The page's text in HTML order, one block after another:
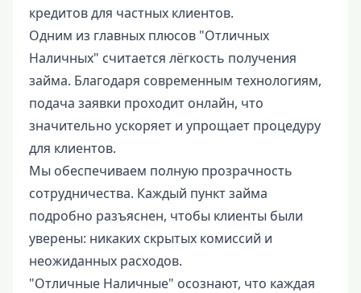
кредитов для частных клиентов.
Одним из главных плюсов "Отличных
Наличных" считается лёгкость получения
займа. Благодаря современным технологиям,
подача заявки проходит онлайн, что
значительно ускоряет и упрощает процедуру
для клиентов.
Мы обеспечиваем полную прозрачность
сотрудничества. Каждый пункт займа
подробно разъяснен, чтобы клиенты были
уверены: никаких скрытых комиссий и
неожиданных расходов.
"Отличные Наличные" осознают, что каждая